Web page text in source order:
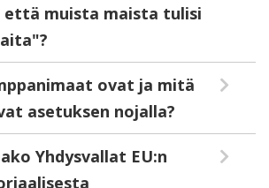
muista maista tulisi
ovat ja mitä
asetuksen nojalla?
Yhdysvallat EU:n